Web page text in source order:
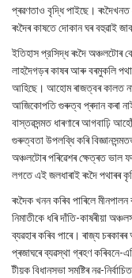
প্ৰৱণতাও বৃদ্ধি পাইছে।
ৰংদৈৰ কাষতে দোকান ঘৰ বহুৱাই
ইতিহাস প্রসিদ্ধ ৰংদৈ অঞ্চলটোৰ
লাহদৈগড়ৰ কাষৰ আৰু বৰমুকলি
আহিছে। আহোম ৰাজত্বৰ কালত
আজিকোপতি গুৰুত্ব প্ৰদান কৰা
বাস্তৱসন্মত ধাৰণাৰে আগবাঢ়ি
গুৰুত্বতা উপলব্ধি কৰি
অঞ্চলটোৰ পৰিৱেশৰ ক্ষেত্ৰত ভাল
লগতে এই জলধাৰাই ৰংদৈ পথাৰৰ
ৰংদৈক খনন কৰিব পাৰিলে
নিমাতীকে ধৰি দাঁতি-কাষৰীয়া
ব্যৱহাৰ কৰিব পাৰে। ৰাজ্য
প্ৰজাঘৰে ব্যৱস্থা গ্ৰহণ কৰিবনে-
টীয়ক বিধানসভা সমষ্টিৰ নৱ-